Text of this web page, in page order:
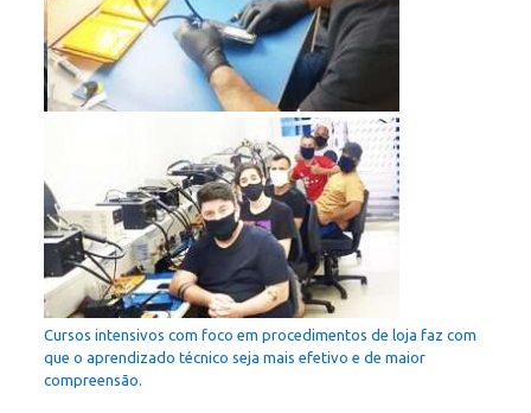
Cursos intensivos com foco em procedimentos de loja faz com
que o aprendizado técnico seja mais efetivo e de maior
compreensão.